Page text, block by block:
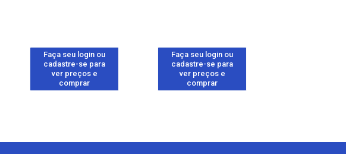
Faça seu login ou
cadastre-se para
ver preços e
comprar
Faça seu login ou
cadastre-se para
ver preços e
comprar